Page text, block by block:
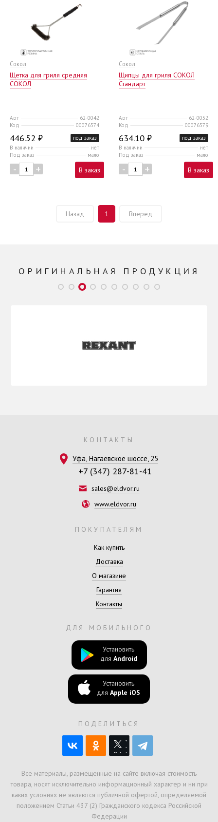
Сокол
Щетка для гриля средняя
СОКОЛ
Арт
62-0042
Код
00076574
446.52 ₽
под заказ
В наличии
нет
Под заказ
мало
- + В заказ
Сокол
Щипцы для гриля СОКОЛ
Стандарт
Арт
62-0052
Код
00076579
634.10 ₽
под заказ
В наличии
нет
Под заказ
мало
- + В заказ
Назад 1 Вперед
ОРИГИНАЛЬНАЯ ПРОДУКЦИЯ
КОНТАКТЫ
Уфа, Нагаевское шоссе, 25
+7 (347) 287-81-41
sales@eldvor.ru
www.eldvor.ru
ПОКУПАТЕЛЯМ
Как купить
Доставка
О магазине
Гарантия
Контакты
ДЛЯ МОБИЛЬНОГО
Установить
для Android
Установить
для Apple iOS
ПОДЕЛИТЬСЯ
Все материалы, размещенные на сайте включая стоимость
товара, носят исключительно информационный характер и ни при
каких условиях не являются публичной офертой, определяемой
положением Статьи 437 (2) Гражданского кодекса Российской
Федерации